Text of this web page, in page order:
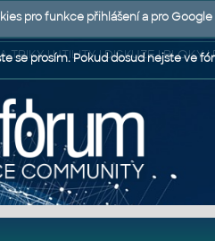
TRIKY | UTILITY | DISKUZE | BLOKY
pro funkce přihlášení a pro
se prosím. Pokud dosud nejste ve